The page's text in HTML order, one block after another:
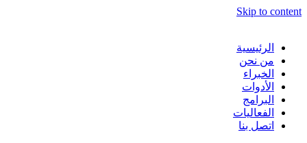
Skip to content
الرئيسية
من نحن
الخبراء
الأدوات
البرامج
الفعاليات
اتصل بنا